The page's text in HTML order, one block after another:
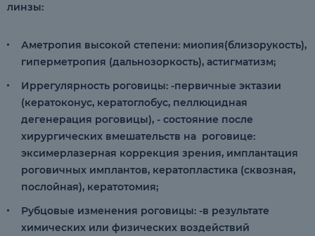
линзы:
Аметропия высокой степени: миопия(близорукость),
гиперметропия (дальнозоркость), астигматизм;
Иррегулярность роговицы: -первичные эктазии
(кератоконус, кератоглобус, пеллюцидная
дегенерация роговицы), - состояние после
хирургических вмешательств на роговице:
эксимерлазерная коррекция зрения, имплантация
роговичных имплантов, кератопластика (сквозная,
послойная), кератотомия;
Рубцовые изменения роговицы: -в результате
химических или физических воздействий